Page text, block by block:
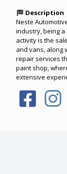
Description
Neste
industry, being a
activity is the
and vans, along
repair services
paint shop,
extensive